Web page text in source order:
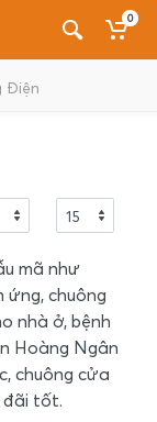
0
Điện
mã như
ứng, chuông
nhà ở, bệnh
Hoàng Ngân
chuông cửa
đãi tốt.